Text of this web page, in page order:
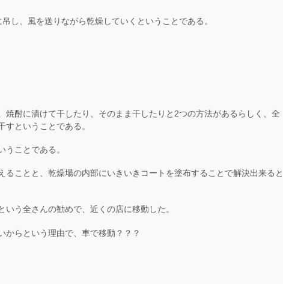
し、風を送りながら乾燥していくということである。
焼酎に漬けて干したり、そのまま干したりと2つの方法があるらしく、全
すということである。
うことである。
ることと、乾燥場の内部にいきいきコートを塗布することで解決出来ると
う全さんの勧めで、近くの店に移動した。
からという理由で、車で移動？？？